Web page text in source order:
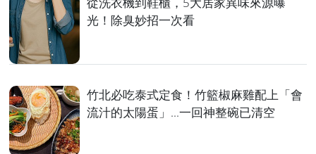
光！除臭妙招一次看
竹北必吃泰式定食！竹籃椒麻雞配上「會
流汁的太陽蛋」...一回神整碗已清空